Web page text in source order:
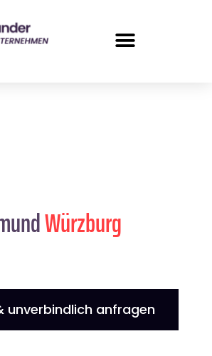
Würzburg
unverbindlich anfragen